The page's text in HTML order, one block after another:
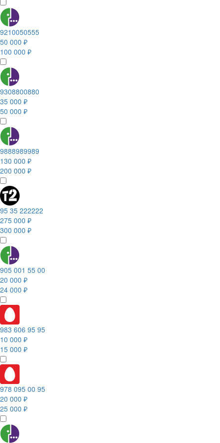
9210050555
50 000 ₽
100 000 ₽
9308800880
35 000 ₽
50 000 ₽
9888989989
130 000 ₽
200 000 ₽
95 35 222222
275 000 ₽
300 000 ₽
905 001 55 00
20 000 ₽
24 000 ₽
983 606 95 95
10 000 ₽
15 000 ₽
978 095 00 95
20 000 ₽
25 000 ₽